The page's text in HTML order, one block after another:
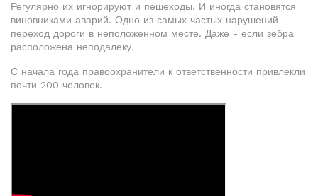
Регулярно их игнорируют и пешеходы. И иногда становятся
виновниками аварий. Одно из самых частых нарушений -
переход дороги в неположенном месте. Даже - если зебра
расположена неподалеку.
С начала года правоохранители к ответственности привлекли
почти 200 человек.